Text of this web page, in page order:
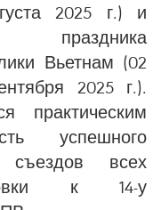
2025 г.) и
Вьетнам (02
2025 г.).
практическим
успешного
съездов всех
к 14-у